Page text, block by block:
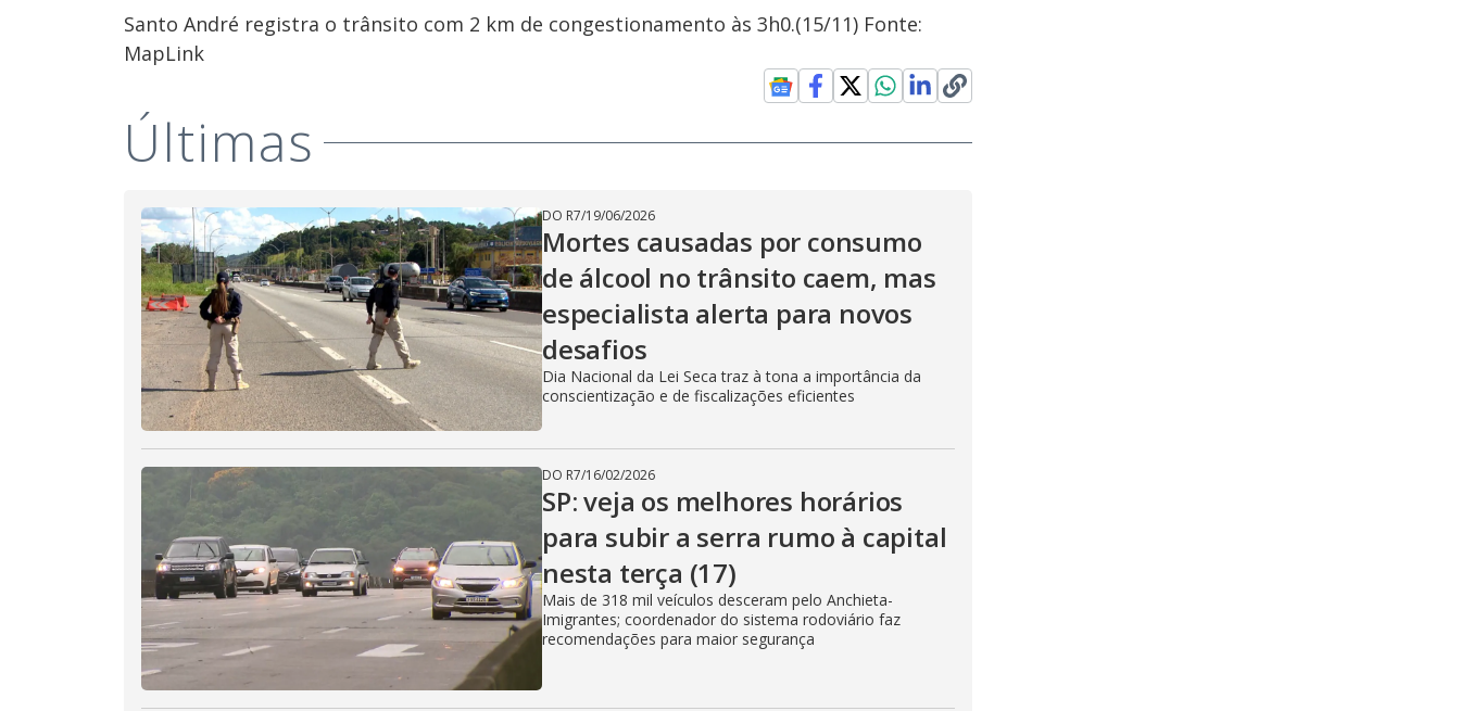
Santo André registra o trânsito com 2 km de congestionamento às 3h0.(15/11) Fonte:
MapLink
Últimas
DO R7/19/06/2026
Mortes causadas por consumo
de álcool no trânsito caem, mas
especialista alerta para novos
desafios
Dia Nacional da Lei Seca traz à tona a importância da
conscientização e de fiscalizações eficientes
DO R7/16/02/2026
SP: veja os melhores horários
para subir a serra rumo à capital
nesta terça (17)
Mais de 318 mil veículos desceram pelo Anchieta-
Imigrantes; coordenador do sistema rodoviário faz
recomendações para maior segurança